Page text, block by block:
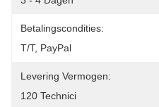
Betalingscondities:
T/T, PayPal
Levering Vermogen:
120 Technici